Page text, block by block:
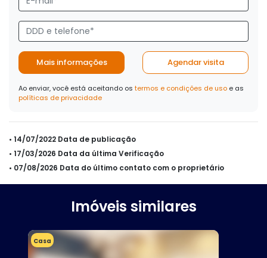
Mais informações Agendar visita
Ao enviar, você está aceitando os termos e condições de uso e as
políticas de privacidade
• 14/07/2022 Data de publicação
• 17/03/2026 Data da última Verificação
• 07/08/2026 Data do último contato com o proprietário
Imóveis similares
Casa